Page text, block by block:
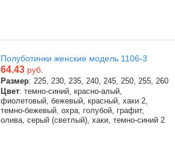
Полуботинки женские модель 1106-3
64.43 руб.
Размер: 225, 230, 235, 240, 245, 250, 255, 260
Цвет: темно-синий, красно-алый,
фиолетовый, бежевый, красный, хаки 2,
темно-бежевый, охра, голубой, графит,
олива, серый (светлый), хаки, темно-синий 2